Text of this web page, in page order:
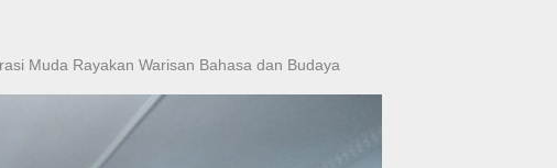
Muda Rayakan Warisan Bahasa dan Budaya